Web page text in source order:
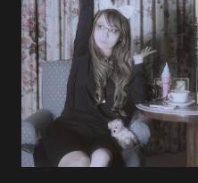
como musicista de apoio em
série multimídia que reúne
1MYB , banda oficial da franquia